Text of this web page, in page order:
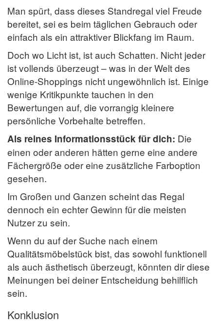
Man spürt, dass dieses Standregal viel Freude
bereitet, sei es beim täglichen Gebrauch oder
einfach als ein attraktiver Blickfang im Raum.
Doch wo Licht ist, ist auch Schatten. Nicht jeder
ist vollends überzeugt – was in der Welt des
Online-Shoppings nicht ungewöhnlich ist. Einige
wenige Kritikpunkte tauchen in den
Bewertungen auf, die vorrangig kleinere
persönliche Vorbehalte betreffen.
Als reines Informationsstück für dich: Die
einen oder anderen hätten gerne eine andere
Fächergröße oder eine zusätzliche Farboption
gesehen.
Im Großen und Ganzen scheint das Regal
dennoch ein echter Gewinn für die meisten
Nutzer zu sein.
Wenn du auf der Suche nach einem
Qualitätsmöbelstück bist, das sowohl funktionell
als auch ästhetisch überzeugt, könnten dir diese
Meinungen bei deiner Entscheidung behilflich
sein.
Konklusion